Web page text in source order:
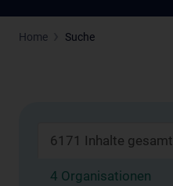
Home Suche
6171 Inhalte gesamt
4 Organisationen